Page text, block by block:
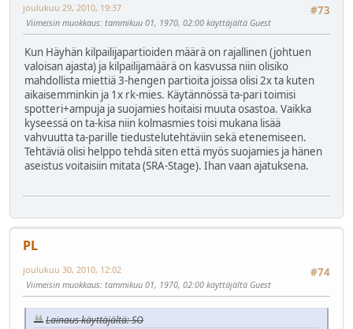
#73
joulukuu 29, 2010, 19:37
Viimeisin muokkaus: tammikuu 01, 1970, 02:00 käyttäjältä Guest
Kun Häyhän kilpailijapartioiden määrä on rajallinen (johtuen
valoisan ajasta) ja kilpailijamäärä on kasvussa niin olisiko
mahdollista miettiä 3-hengen partioita joissa olisi 2x ta kuten
aikaisemminkin ja 1x rk-mies. Käytännössä ta-pari toimisi
spotteri+ampuja ja suojamies hoitaisi muuta osastoa. Vaikka
kyseessä on ta-kisa niin kolmasmies toisi mukana lisää
vahvuutta ta-parille tiedustelutehtäviin sekä etenemiseen.
Tehtäviä olisi helppo tehdä siten että myös suojamies ja hänen
aseistus voitaisiin mitata (SRA-Stage). Ihan vaan ajatuksena.
PL
#74
joulukuu 30, 2010, 12:02
Viimeisin muokkaus: tammikuu 01, 1970, 02:00 käyttäjältä Guest
Lainaus käyttäjältä: SO